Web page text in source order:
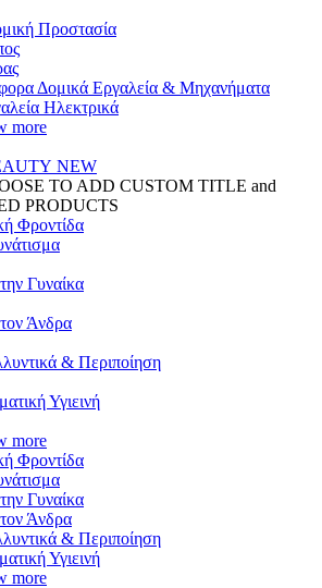
Προστασία
Δομικά Εργαλεία & Μηχανήματα
Ηλεκτρικά
more
NEW
TO ADD CUSTOM TITLE and
PRODUCTS
Φροντίδα
Γυναίκα
Άνδρα
& Περιποίηση
Υγιεινή
more
Φροντίδα
Γυναίκα
Άνδρα
& Περιποίηση
Υγιεινή
more